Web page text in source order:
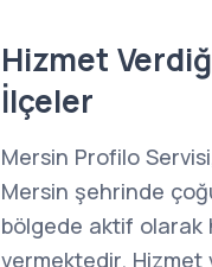
Hizmet
İlçeler
Mersin Profilo
Mersin şehrinde
bölgede aktif olarak
vermektedir. Hizmet